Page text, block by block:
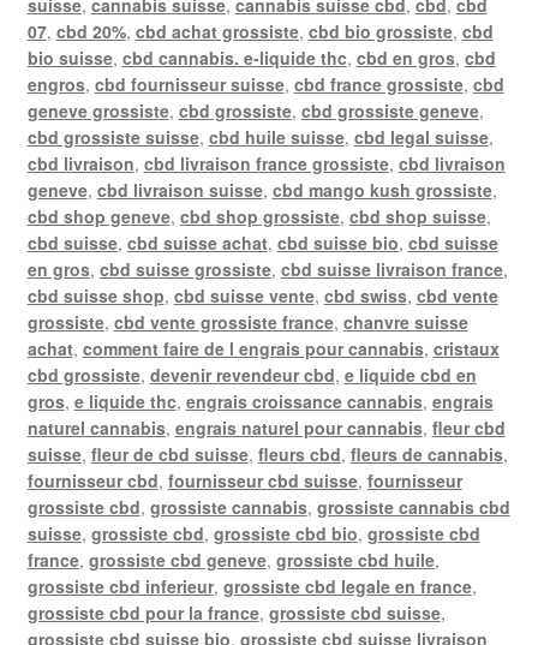
suisse, cannabis suisse, cannabis suisse cbd, cbd, cbd
07, cbd 20%, cbd achat grossiste, cbd bio grossiste, cbd
bio suisse, cbd cannabis. e-liquide thc, cbd en gros, cbd
engros, cbd fournisseur suisse, cbd france grossiste, cbd
geneve grossiste, cbd grossiste, cbd grossiste geneve,
cbd grossiste suisse, cbd huile suisse, cbd legal suisse,
cbd livraison, cbd livraison france grossiste, cbd livraison
geneve, cbd livraison suisse, cbd mango kush grossiste,
cbd shop geneve, cbd shop grossiste, cbd shop suisse,
cbd suisse, cbd suisse achat, cbd suisse bio, cbd suisse
en gros, cbd suisse grossiste, cbd suisse livraison france,
cbd suisse shop, cbd suisse vente, cbd swiss, cbd vente
grossiste, cbd vente grossiste france, chanvre suisse
achat, comment faire de l engrais pour cannabis, cristaux
cbd grossiste, devenir revendeur cbd, e liquide cbd en
gros, e liquide thc, engrais croissance cannabis, engrais
naturel cannabis, engrais naturel pour cannabis, fleur cbd
suisse, fleur de cbd suisse, fleurs cbd, fleurs de cannabis,
fournisseur cbd, fournisseur cbd suisse, fournisseur
grossiste cbd, grossiste cannabis, grossiste cannabis cbd
suisse, grossiste cbd, grossiste cbd bio, grossiste cbd
france, grossiste cbd geneve, grossiste cbd huile,
grossiste cbd inferieur, grossiste cbd legale en france,
grossiste cbd pour la france, grossiste cbd suisse,
grossiste cbd suisse bio, grossiste cbd suisse livraison